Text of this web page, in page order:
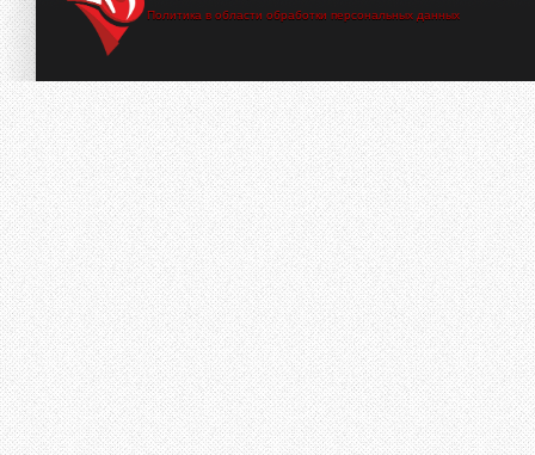
Политика в области обработки персональных данных